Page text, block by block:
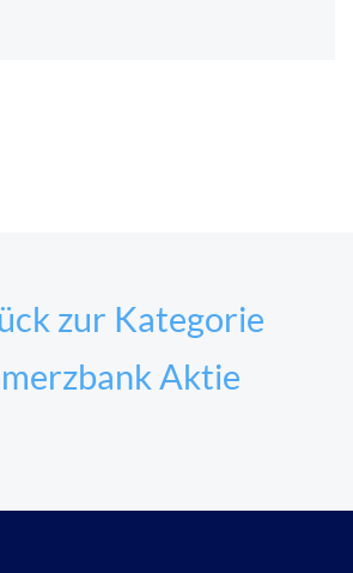
zur Kategorie
Aktie